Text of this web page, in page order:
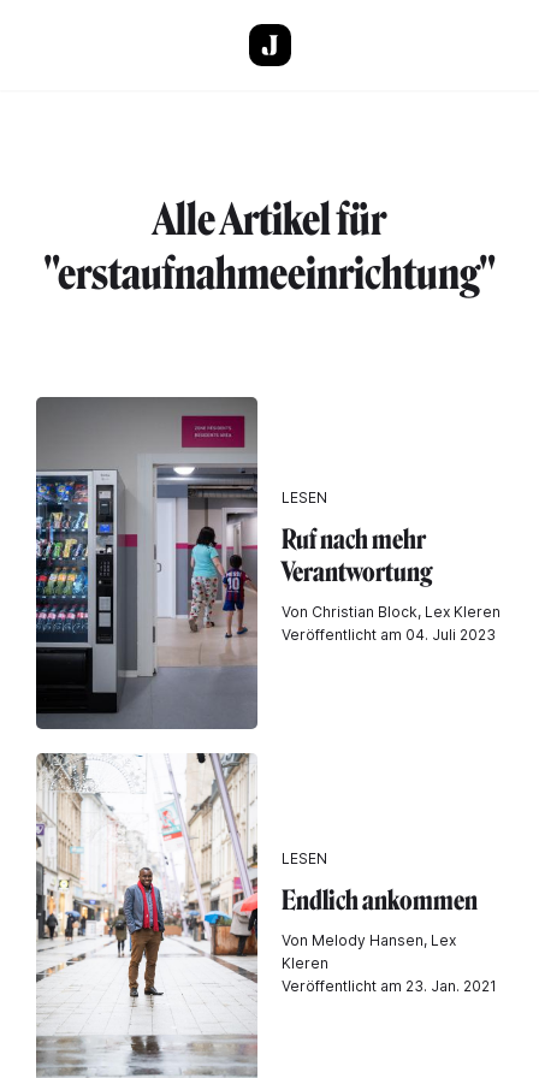
Alle Artikel für
"erstaufnahmeeinrichtung"
LESEN
Ruf nach mehr
Verantwortung
Von Christian Block, Lex Kleren
Veröffentlicht am 04. Juli 2023
LESEN
Endlich ankommen
Von Melody Hansen, Lex
Kleren
Veröffentlicht am 23. Jan. 2021